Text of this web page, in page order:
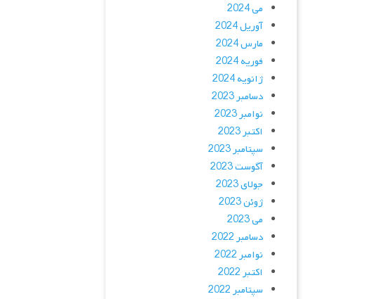
می 2024
آوریل 2024
مارس 2024
فوریه 2024
ژانویه 2024
دسامبر 2023
نوامبر 2023
اکتبر 2023
سپتامبر 2023
آگوست 2023
جولای 2023
ژوئن 2023
می 2023
دسامبر 2022
نوامبر 2022
اکتبر 2022
سپتامبر 2022